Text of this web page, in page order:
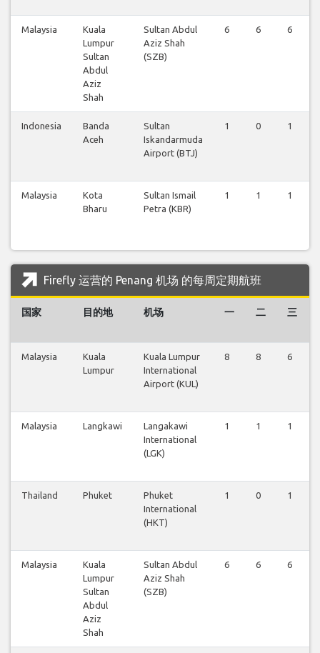
Malaysia
Kuala
Lumpur
Sultan
Abdul
Aziz
Shah
Sultan Abdul
Aziz Shah
(SZB)
6 6 6
Indonesia
Banda
Aceh
Sultan
Iskandarmuda
Airport (BTJ)
1 0 1
Malaysia
Kota
Bharu
Sultan Ismail
Petra (KBR)
1 1 1
Firefly 运营的 Penang 机场 的每周定期航班
国家 目的地 机场 一 二 三
Malaysia
Kuala
Lumpur
Kuala Lumpur
International
Airport (KUL)
8 8 6
Malaysia Langkawi
Langakawi
International
(LGK)
1 1 1
Thailand Phuket
Phuket
International
(HKT)
1 0 1
Malaysia
Kuala
Lumpur
Sultan
Abdul
Aziz
Shah
Sultan Abdul
Aziz Shah
(SZB)
6 6 6